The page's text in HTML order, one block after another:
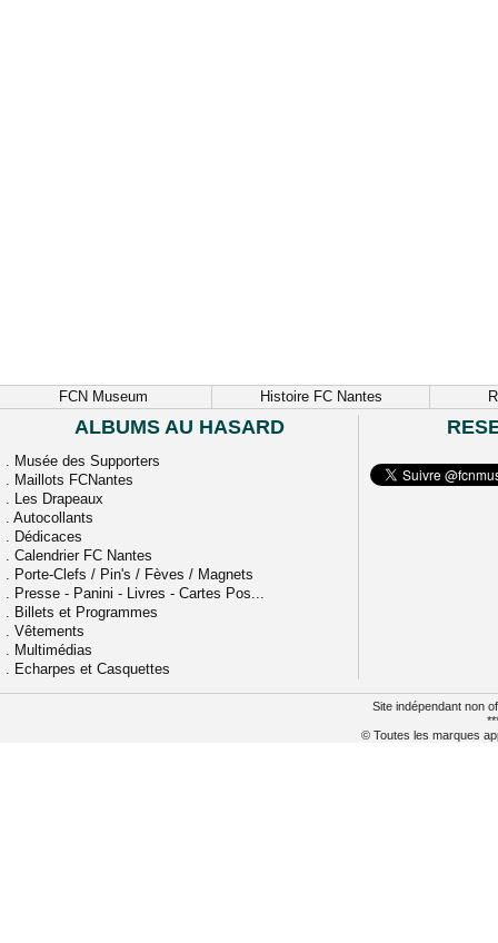
FCN Museum Histoire FC Nantes
ALBUMS AU HASARD
. Musée des Supporters
. Maillots FCNantes
. Les Drapeaux
. Autocollants
. Dédicaces
. Calendrier FC Nantes
. Porte-Clefs / Pin's / Fèves / Magnets
. Presse - Panini - Livres - Cartes Pos...
. Billets et Programmes
. Vêtements
. Multimédias
. Echarpes et Casquettes
Site indépendant non
© Toutes les marques